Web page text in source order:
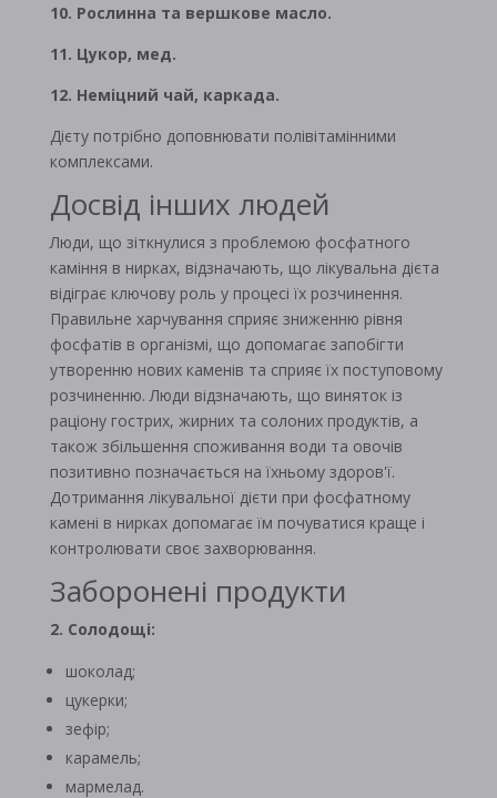
10. Рослинна та вершкове масло.
11. Цукор, мед.
12. Неміцний чай, каркада.
Дієту потрібно доповнювати полівітамінними
комплексами.
Досвід інших людей
Люди, що зіткнулися з проблемою фосфатного
каміння в нирках, відзначають, що лікувальна дієта
відіграє ключову роль у процесі їх розчинення.
Правильне харчування сприяє зниженню рівня
фосфатів в організмі, що допомагає запобігти
утворенню нових каменів та сприяє їх поступовому
розчиненню. Люди відзначають, що виняток із
раціону гострих, жирних та солоних продуктів, а
також збільшення споживання води та овочів
позитивно позначається на їхньому здоров'ї.
Дотримання лікувальної дієти при фосфатному
камені в нирках допомагає їм почуватися краще і
контролювати своє захворювання.
Заборонені продукти
2. Солодощі:
шоколад;
цукерки;
зефір;
карамель;
мармелад.